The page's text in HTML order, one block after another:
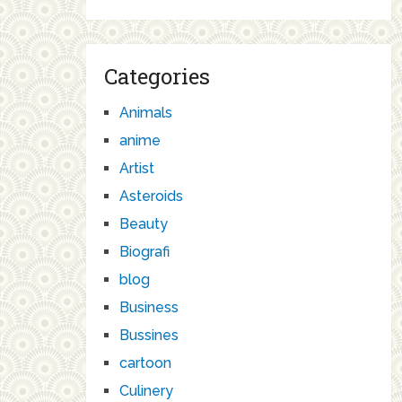
Categories
Animals
anime
Artist
Asteroids
Beauty
Biografi
blog
Business
Bussines
cartoon
Culinery